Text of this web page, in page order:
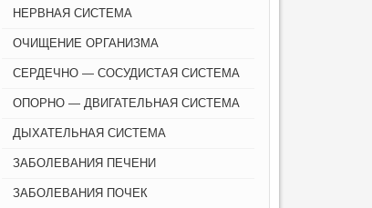
НЕРВНАЯ СИСТЕМА
ОЧИЩЕНИЕ ОРГАНИЗМА
СЕРДЕЧНО — СОСУДИСТАЯ СИСТЕМА
ОПОРНО — ДВИГАТЕЛЬНАЯ СИСТЕМА
ДЫХАТЕЛЬНАЯ СИСТЕМА
ЗАБОЛЕВАНИЯ ПЕЧЕНИ
ЗАБОЛЕВАНИЯ ПОЧЕК